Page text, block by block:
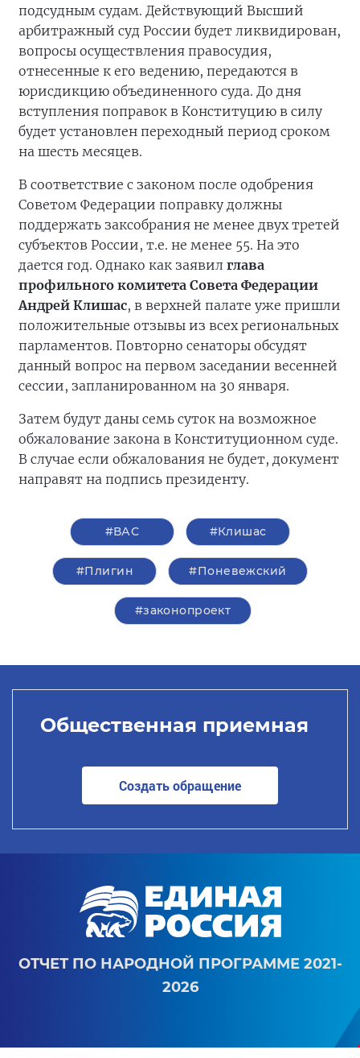
подсудным судам. Действующий Высший
арбитражный суд России будет ликвидирован,
вопросы осуществления правосудия,
отнесенные к его ведению, передаются в
юрисдикцию объединенного суда. До дня
вступления поправок в Конституцию в силу
будет установлен переходный период сроком
на шесть месяцев.
В соответствие с законом после одобрения
Советом Федерации поправку должны
поддержать заксобрания не менее двух третей
субъектов России, т.е. не менее 55. На это
дается год. Однако как заявил глава
профильного комитета Совета Федерации
Андрей Клишас, в верхней палате уже пришли
положительные отзывы из всех региональных
парламентов. Повторно сенаторы обсудят
данный вопрос на первом заседании весенней
сессии, запланированном на 30 января.
Затем будут даны семь суток на возможное
обжалование закона в Конституционном суде.
В случае если обжалования не будет, документ
направят на подпись президенту.
#ВАС #Клишас
#Плигин #Поневежский
#законопроект
Общественная приемная
Создать обращение
ОТЧЕТ ПО НАРОДНОЙ ПРОГРАММЕ 2021-
2026